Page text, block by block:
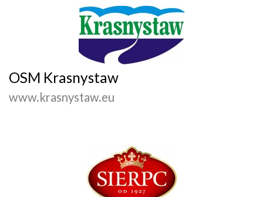
OSM Krasnystaw
www.krasnystaw.eu